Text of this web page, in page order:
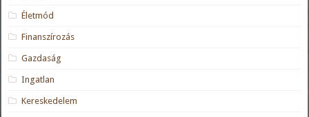
Életmód
Finanszírozás
Gazdaság
Ingatlan
Kereskedelem